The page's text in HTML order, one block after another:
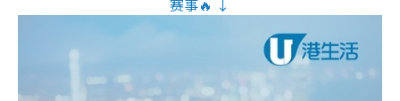
赛事🔥 ↓